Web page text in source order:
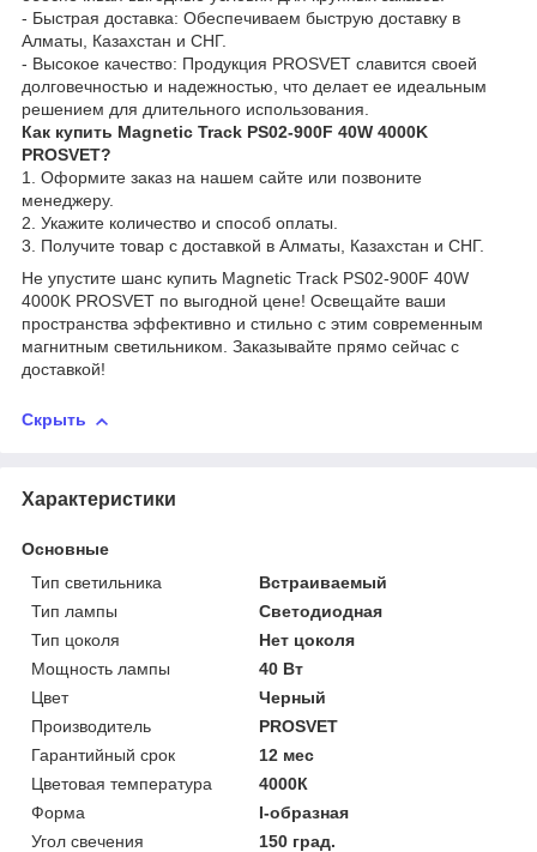
- Быстрая доставка: Обеспечиваем быструю доставку в
Алматы, Казахстан и СНГ.
- Высокое качество: Продукция PROSVET славится своей
долговечностью и надежностью, что делает ее идеальным
решением для длительного использования.
Как купить Magnetic Track PS02-900F 40W 4000K
PROSVET?
1. Оформите заказ на нашем сайте или позвоните
менеджеру.
2. Укажите количество и способ оплаты.
3. Получите товар с доставкой в Алматы, Казахстан и СНГ.
Не упустите шанс купить Magnetic Track PS02-900F 40W
4000K PROSVET по выгодной цене! Освещайте ваши
пространства эффективно и стильно с этим современным
магнитным светильником. Заказывайте прямо сейчас с
доставкой!
Скрыть
Характеристики
Основные
Тип светильника
Встраиваемый
Тип лампы
Светодиодная
Тип цоколя
Нет цоколя
Мощность лампы
40 Вт
Цвет
Черный
Производитель
PROSVET
Гарантийный срок
12 мес
Цветовая температура
4000К
Форма
I-образная
Угол свечения
150 град.